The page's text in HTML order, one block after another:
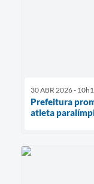
30 ABR 2026 -
Prefeitura
atleta